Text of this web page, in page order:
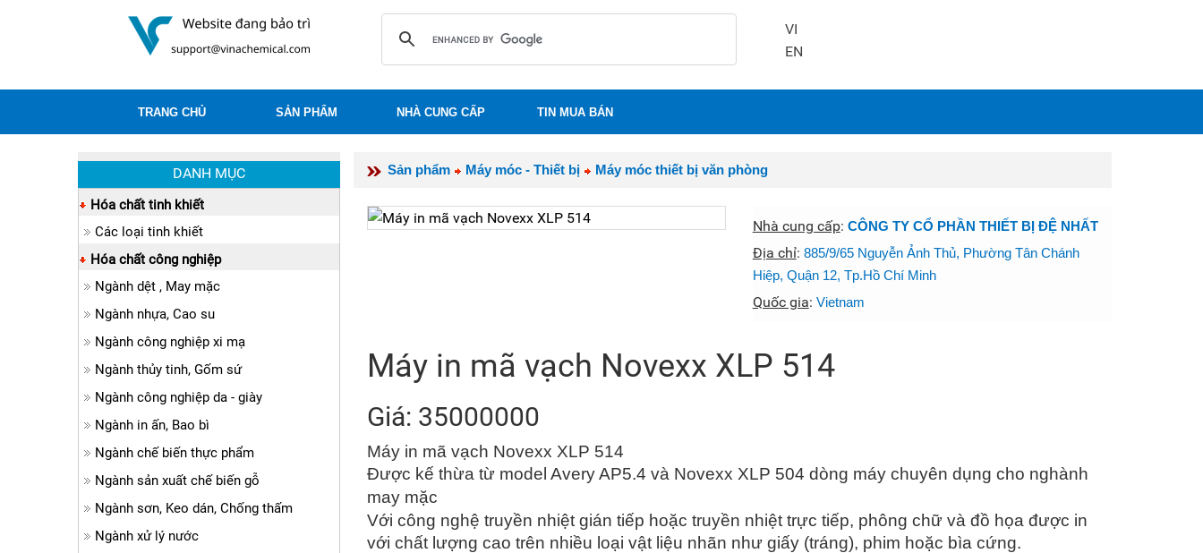
VI
EN
TRANG CHỦ SẢN PHẨM NHÀ CUNG CẤP TIN MUA BÁN
Sản phẩm Máy móc - Thiết bị Máy móc thiết bị văn phòng
Nhà cung cấp: CÔNG TY CỔ PHẦN THIẾT BỊ ĐỆ NHẤT
Địa chỉ: 885/9/65 Nguyễn Ảnh Thủ, Phường Tân Chánh
Hiệp, Quận 12, Tp.Hồ Chí Minh
Quốc gia: Vietnam
Máy in mã vạch Novexx XLP 514
Giá: 35000000
Máy in mã vạch Novexx XLP 514
Được kế thừa từ model Avery AP5.4 và Novexx XLP 504 dòng máy chuyên dụng cho nghành
may mặc
Với công nghệ truyền nhiệt gián tiếp hoặc truyền nhiệt trực tiếp, phông chữ và đồ họa được in
với chất lượng cao trên nhiều loại vật liệu nhãn như giấy (tráng), phim hoặc bìa cứng.
DANH MỤC
Hóa chất tinh khiết
Các loại tinh khiết
Hóa chất công nghiệp
Ngành dệt , May mặc
Ngành nhựa, Cao su
Ngành công nghiệp xi mạ
Ngành thủy tinh, Gốm sứ
Ngành công nghiệp da - giày
Ngành in ấn, Bao bì
Ngành chế biến thực phẩm
Ngành sản xuất chế biến gỗ
Ngành sơn, Keo dán, Chống thấm
Ngành xử lý nước